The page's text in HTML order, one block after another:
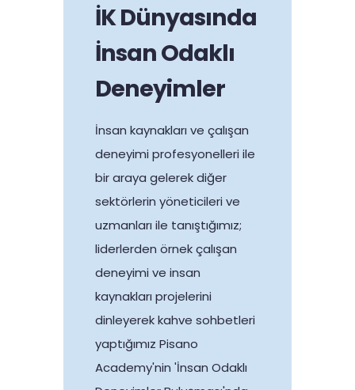
İK Dünyasında
İnsan Odaklı
Deneyimler
İnsan kaynakları ve çalışan
deneyimi profesyonelleri ile
bir araya gelerek diğer
sektörlerin yöneticileri ve
uzmanları ile tanıştığımız;
liderlerden örnek çalışan
deneyimi ve insan
kaynakları projelerini
dinleyerek kahve sohbetleri
yaptığımız Pisano
Academy'nin 'İnsan Odaklı